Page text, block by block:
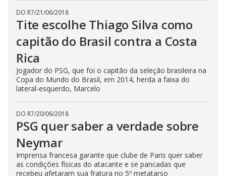
DO R7/21/06/2018
Tite escolhe Thiago Silva como
capitão do Brasil contra a Costa
Rica
Jogador do PSG, que foi o capitão da seleção brasileira na
Copa do Mundo do Brasil, em 2014, herda a faixa do
lateral-esquerdo, Marcelo
DO R7/20/06/2018
PSG quer saber a verdade sobre
Neymar
Imprensa francesa garante que clube de Paris quer saber
as condições físicas do atacante e se pancadas que
recebeu afetaram sua fratura no 5º metatarso